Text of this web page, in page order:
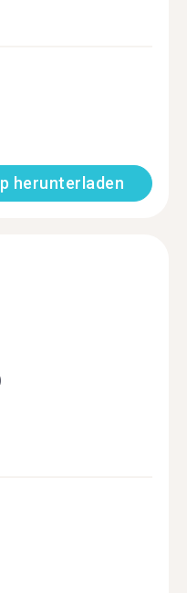
herunterladen